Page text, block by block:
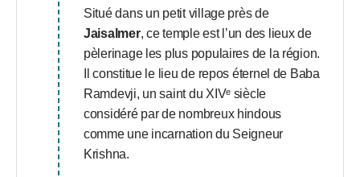
Situé dans un petit village près de
Jaisalmer, ce temple est l’un des lieux de
pèlerinage les plus populaires de la région.
Il constitue le lieu de repos éternel de Baba
Ramdevji, un saint du XIVᵉ siècle
considéré par de nombreux hindous
comme une incarnation du Seigneur
Krishna.